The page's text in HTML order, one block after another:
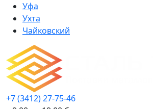
Уфа
Ухта
Чайковский
+7 (3412) 27-75-46